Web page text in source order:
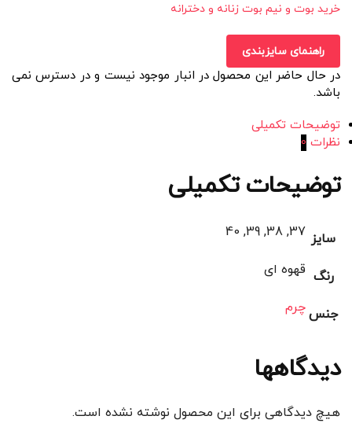
خرید بوت و نیم بوت زنانه و دخترانه
راهنمای سایزبندی
در حال حاضر این محصول در انبار موجود نیست و در دسترس نمی
باشد.
توضیحات تکمیلی
نظرات 0
توضیحات تکمیلی
سایز 37, 38, 39, 40
رنگ قهوه ای
جنسچرم
دیدگاهها
هیچ دیدگاهی برای این محصول نوشته نشده است.